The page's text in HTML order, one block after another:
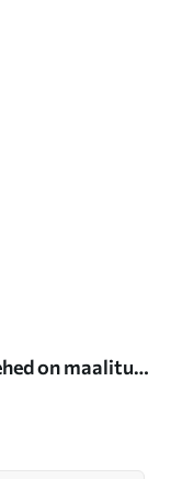
on maalitud